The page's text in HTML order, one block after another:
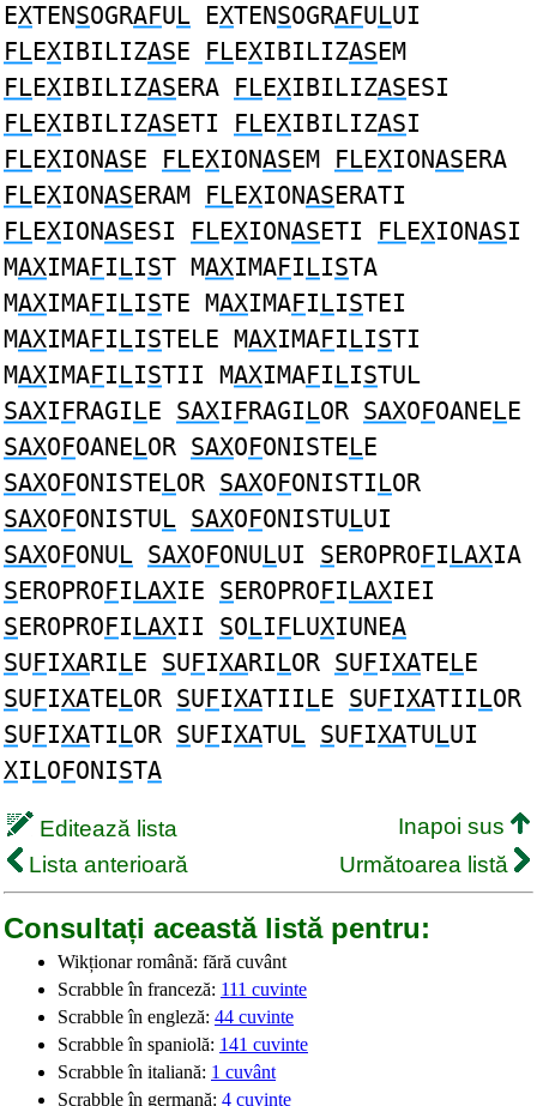
EXTENSOGRAFUL EXTENSOGRAFULUI
FLEXIBILIZASE FLEXIBILIZASEM
FLEXIBILIZASERA FLEXIBILIZASESI
FLEXIBILIZASETI FLEXIBILIZASI
FLEXIONASE FLEXIONASEM FLEXIONASERA
FLEXIONASERAM FLEXIONASERATI
FLEXIONASESI FLEXIONASETI FLEXIONASI
MAXIMAFILIST MAXIMAFILISTA
MAXIMAFILISTE MAXIMAFILISTEI
MAXIMAFILISTELE MAXIMAFILISTI
MAXIMAFILISTII MAXIMAFILISTUL
SAXIFRAGILE SAXIFRAGILOR SAXOFOANELE
SAXOFOANELOR SAXOFONISTELE
SAXOFONISTELOR SAXOFONISTILOR
SAXOFONISTUL SAXOFONISTULUI
SAXOFONUL SAXOFONULUI SEROPROFILAXIA
SEROPROFILAXIE SEROPROFILAXIEI
SEROPROFILAXII SOLIFLUXIUNEA
SUFIXARILE SUFIXARILOR SUFIXATELE
SUFIXATELOR SUFIXATIILE SUFIXATIILOR
SUFIXATILOR SUFIXATUL SUFIXATULUI
XILOFONISTA
Editează lista
Inapoi sus
Lista anterioară
Următoarea listă
Consultați această listă pentru:
Wikționar română: fără cuvânt
Scrabble în franceză: 111 cuvinte
Scrabble în engleză: 44 cuvinte
Scrabble în spaniolă: 141 cuvinte
Scrabble în italiană: 1 cuvânt
Scrabble în germană: 4 cuvinte